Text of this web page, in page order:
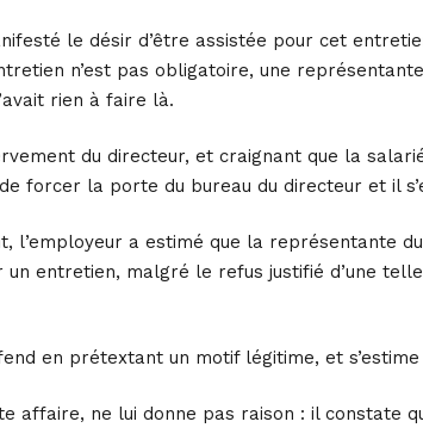
le désir d’être assistée pour cet
n’est pas obligatoire, une
rien à faire là.
du directeur, et craignant que la
forcer la porte du bureau du directeur et il
l’employeur a estimé que la représentante
entretien, malgré le refus justifié d’une
en prétextant un motif légitime, et
affaire, ne lui donne pas raison : il constate